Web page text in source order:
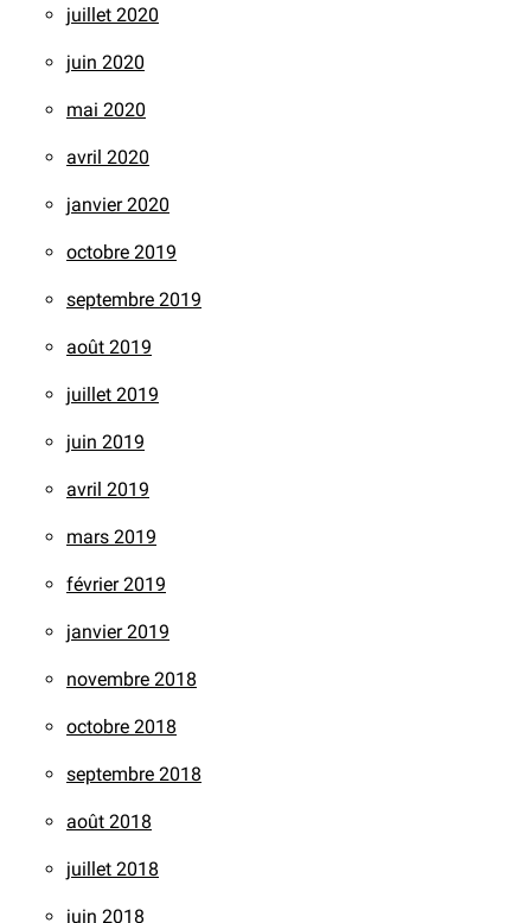
juillet 2020
juin 2020
mai 2020
avril 2020
janvier 2020
octobre 2019
septembre 2019
août 2019
juillet 2019
juin 2019
avril 2019
mars 2019
février 2019
janvier 2019
novembre 2018
octobre 2018
septembre 2018
août 2018
juillet 2018
juin 2018